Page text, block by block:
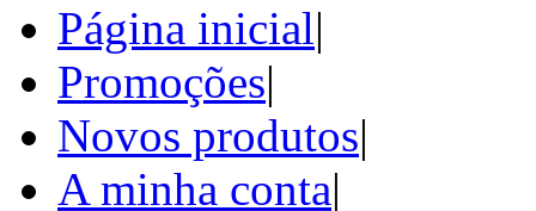
Página inicial|
Promoções|
Novos produtos|
A minha conta|